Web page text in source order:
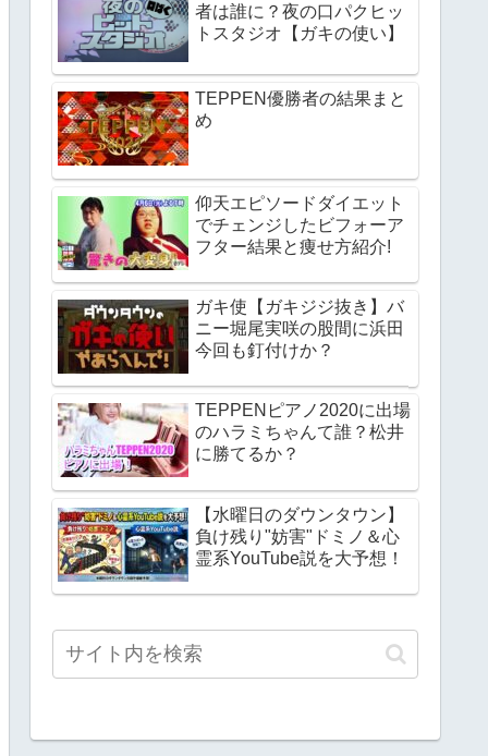
者は誰に？夜の口パクヒッ
トスタジオ【ガキの使い】
TEPPEN優勝者の結果まと
め
仰天エピソードダイエット
でチェンジしたビフォーア
フター結果と痩せ方紹介!
ガキ使【ガキジジ抜き】バ
ニー堀尾実咲の股間に浜田
今回も釘付けか？
TEPPENピアノ2020に出場
のハラミちゃんて誰？松井
に勝てるか？
【水曜日のダウンタウン】
負け残り"妨害"ドミノ＆心
霊系YouTube説を大予想！